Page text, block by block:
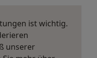
ist wichtig.
unserer